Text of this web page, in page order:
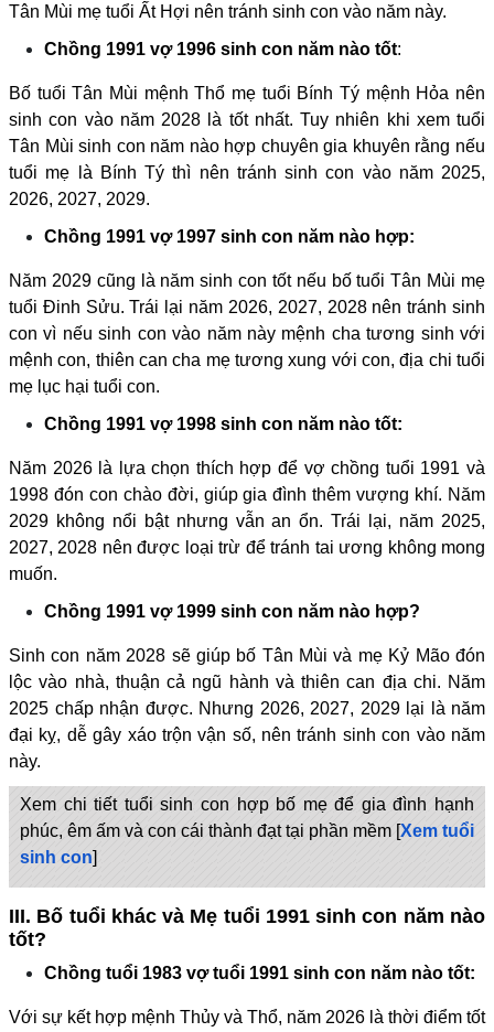
Tân Mùi mẹ tuổi Ất Hợi nên tránh sinh con vào năm này.
Chồng 1991 vợ 1996 sinh con năm nào tốt:
Bố tuổi Tân Mùi mệnh Thổ mẹ tuổi Bính Tý mệnh Hỏa nên
sinh con vào năm 2028 là tốt nhất. Tuy nhiên khi xem tuổi
Tân Mùi sinh con năm nào hợp chuyên gia khuyên rằng nếu
tuổi mẹ là Bính Tý thì nên tránh sinh con vào năm 2025,
2026, 2027, 2029.
Chồng 1991 vợ 1997 sinh con năm nào hợp:
Năm 2029 cũng là năm sinh con tốt nếu bố tuổi Tân Mùi mẹ
tuổi Đinh Sửu. Trái lại năm 2026, 2027, 2028 nên tránh sinh
con vì nếu sinh con vào năm này mệnh cha tương sinh với
mệnh con, thiên can cha mẹ tương xung với con, địa chi tuổi
mẹ lục hại tuổi con.
Chồng 1991 vợ 1998 sinh con năm nào tốt:
Năm 2026 là lựa chọn thích hợp để vợ chồng tuổi 1991 và
1998 đón con chào đời, giúp gia đình thêm vượng khí. Năm
2029 không nổi bật nhưng vẫn an ổn. Trái lại, năm 2025,
2027, 2028 nên được loại trừ để tránh tai ương không mong
muốn.
Chồng 1991 vợ 1999 sinh con năm nào hợp?
Sinh con năm 2028 sẽ giúp bố Tân Mùi và mẹ Kỷ Mão đón
lộc vào nhà, thuận cả ngũ hành và thiên can địa chi. Năm
2025 chấp nhận được. Nhưng 2026, 2027, 2029 lại là năm
đại kỵ, dễ gây xáo trộn vận số, nên tránh sinh con vào năm
này.
Xem chi tiết tuổi sinh con hợp bố mẹ để gia đình hạnh
phúc, êm ấm và con cái thành đạt tại phần mềm [Xem tuổi
sinh con]
III. Bố tuổi khác và Mẹ tuổi 1991 sinh con năm nào
tốt?
Chồng tuổi 1983 vợ tuổi 1991 sinh con năm nào tốt:
Với sự kết hợp mệnh Thủy và Thổ, năm 2026 là thời điểm tốt